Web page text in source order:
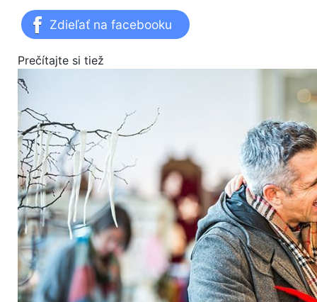
Zdieľať na facebooku
Prečítajte si tiež